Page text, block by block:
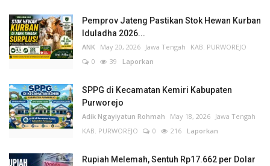
Pemprov Jateng Pastikan Stok Hewan Kurban
Iduladha 2026...
ANK May 20, 2026 Jawa Tengah
KAB. PURWOREJO
0
39 Laporkan
SPPG di Kecamatan Kemiri Kabupaten
Purworejo
Adik Ngayiyatun Rohmah May 18, 2026 Jawa Tengah
KAB. PURWOREJO
0 216 Laporkan
Rupiah Melemah, Sentuh Rp17.662 per Dolar